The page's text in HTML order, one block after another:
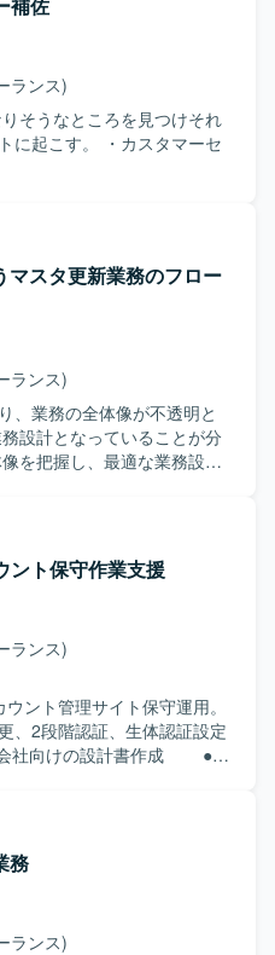
ランス)
そうなところを見つけそれ
に起こす。 ・カスタマーセ
スタ更新業務のフロー
ランス)
、業務の全体像が不透明と
設計となっていることが分
を把握し、最適な業務設計
ント保守作業支援
ランス)
ント管理サイト保守運用。
2段階認証、生体認証設定
社向けの設計書作成 ●案
務
ランス)